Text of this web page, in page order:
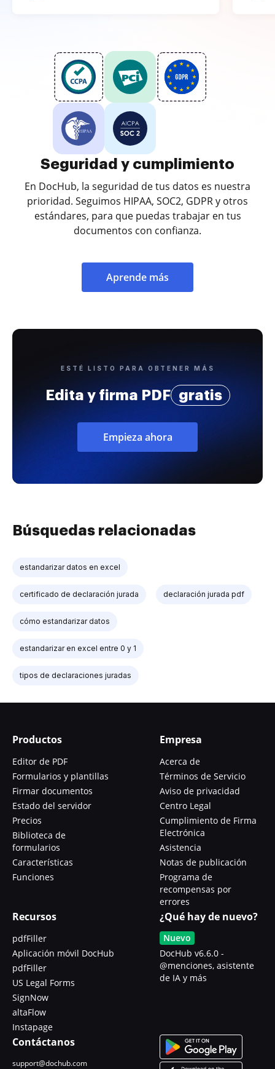
Seguridad y cumplimiento
En DocHub, la seguridad de tus datos es nuestra
prioridad. Seguimos HIPAA, SOC2, GDPR y otros
estándares, para que puedas trabajar en tus
documentos con confianza.
Aprende más
ESTÉ LISTO PARA OBTENER MÁS
Edita y firma PDF gratis
Empieza ahora
Búsquedas relacionadas
estandarizar datos en excel
certificado de declaración jurada declaración jurada pdf
cómo estandarizar datos
estandarizar en excel entre 0 y 1
tipos de declaraciones juradas
Productos
Editor de PDF
Formularios y plantillas
Firmar documentos
Estado del servidor
Precios
Biblioteca de
formularios
Características
Funciones
Empresa
Acerca de
Términos de Servicio
Aviso de privacidad
Centro Legal
Cumplimiento de Firma
Electrónica
Asistencia
Notas de publicación
Programa de
recompensas por
errores
Recursos
pdfFiller
Aplicación móvil DocHub
pdfFiller
US Legal Forms
SignNow
altaFlow
Instapage
¿Qué hay de nuevo?
Nuevo
DocHub v6.6.0 -
@menciones, asistente
de IA y más
Contáctanos
support@dochub.com